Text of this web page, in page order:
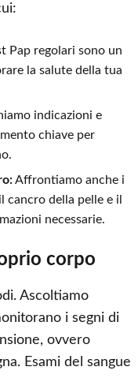
Pap regolari sono un
la salute della tua
indicazioni e
chiave per
Affrontiamo anche i
della pelle e il
necessarie.
corpo
Ascoltiamo
i segni di
ovvero
Esami del sangue